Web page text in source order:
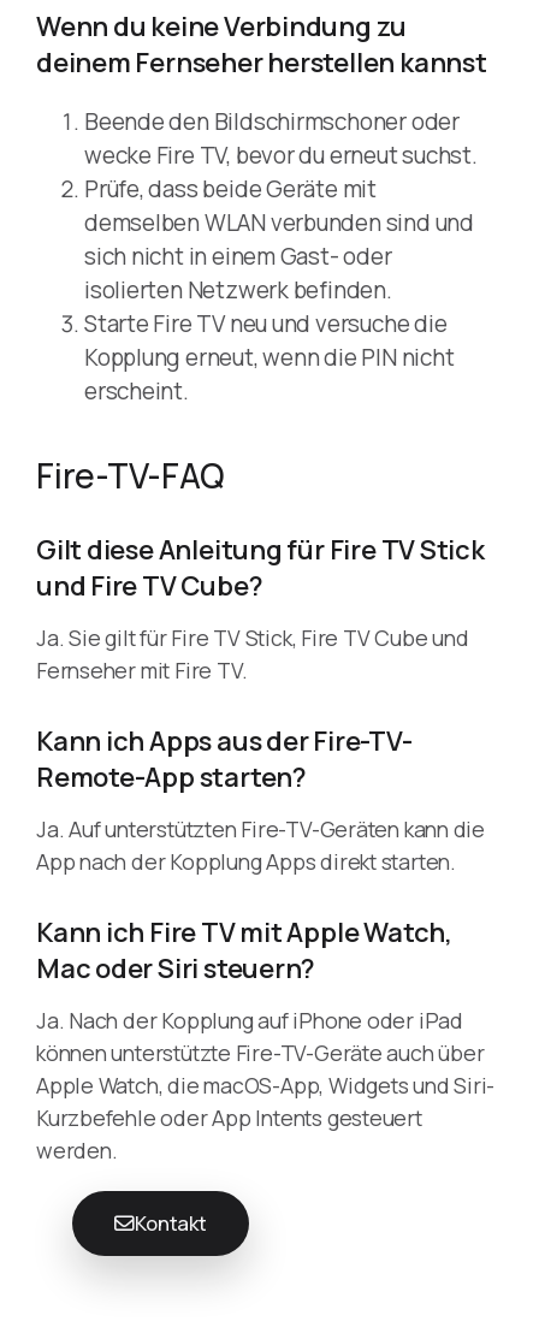
Wenn du keine Verbindung zu
deinem Fernseher herstellen kannst
Beende den Bildschirmschoner oder
wecke Fire TV, bevor du erneut suchst.
Prüfe, dass beide Geräte mit
demselben WLAN verbunden sind und
sich nicht in einem Gast- oder
isolierten Netzwerk befinden.
Starte Fire TV neu und versuche die
Kopplung erneut, wenn die PIN nicht
erscheint.
Fire-TV-FAQ
Gilt diese Anleitung für Fire TV Stick
und Fire TV Cube?
Ja. Sie gilt für Fire TV Stick, Fire TV Cube und
Fernseher mit Fire TV.
Kann ich Apps aus der Fire-TV-
Remote-App starten?
Ja. Auf unterstützten Fire-TV-Geräten kann die
App nach der Kopplung Apps direkt starten.
Kann ich Fire TV mit Apple Watch,
Mac oder Siri steuern?
Ja. Nach der Kopplung auf iPhone oder iPad
können unterstützte Fire-TV-Geräte auch über
Apple Watch, die macOS-App, Widgets und Siri-
Kurzbefehle oder App Intents gesteuert
werden.
Kontakt